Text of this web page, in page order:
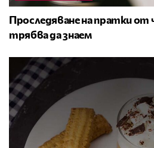
Проследяване на пратки от
трябва да знаем